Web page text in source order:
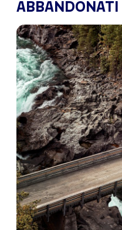
ABBANDONATI